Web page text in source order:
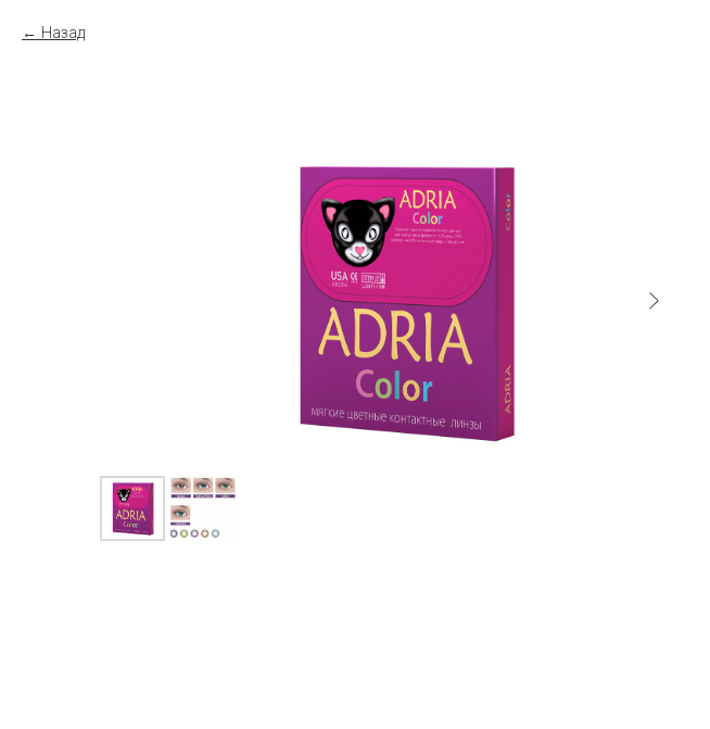
Назад